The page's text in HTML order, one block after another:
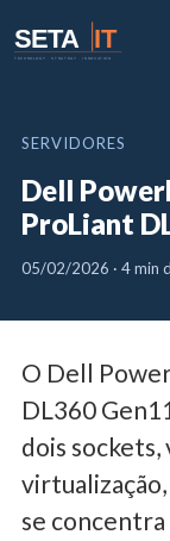
SETA IT
TECHNOLOGY · STRATEGY · INNOVATION
SERVIDORES
Dell
ProLiant
05/02/2026 · 4 min
O Dell
DL360
dois sockets,
se